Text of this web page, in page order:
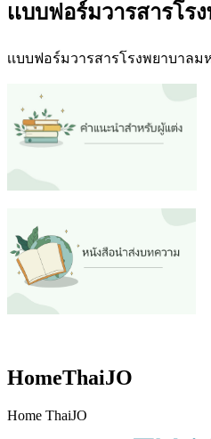
เเบบฟอร์มวารสารโร
เเบบฟอร์มวารสารโรงพยาบาลม
HomeThaiJO
Home ThaiJO